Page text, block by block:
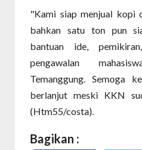
"Kami siap menjual kopi
bahkan satu ton pun
bantuan ide,
pengawalan
Temanggung. Semoga
berlanjut meski KKN
(Htm55/costa).
Bagikan :